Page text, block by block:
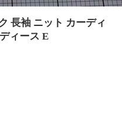
長袖 ニット カーディ
ィース E